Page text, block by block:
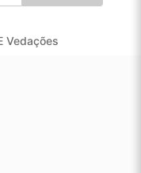
Vedações